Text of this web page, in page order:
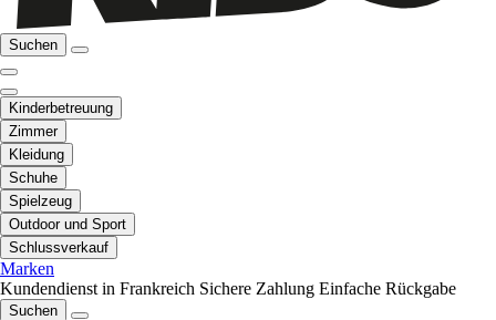
Suchen
Kinderbetreuung
Zimmer
Kleidung
Schuhe
Spielzeug
Outdoor und Sport
Schlussverkauf
Marken
Kundendienst in Frankreich Sichere Zahlung Einfache Rückgabe
Suchen